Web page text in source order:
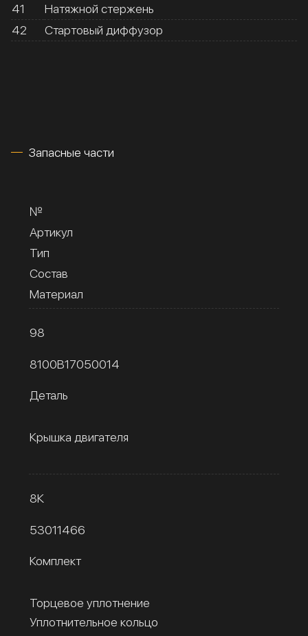
41
Натяжной стержень
42
Стартовый диффузор
Запасные части
№
Артикул
Тип
Состав
Материал
98
8100B17050014
Деталь
Крышка двигателя
8К
53011466
Комплект
Торцевое уплотнение
Уплотнительное кольцо